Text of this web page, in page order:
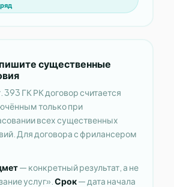
существенные
393 ГК РК договор считается
только при
всех существенных
Для договора с фрилансером
— конкретный результат, а не
услуг». Срок— дата начала